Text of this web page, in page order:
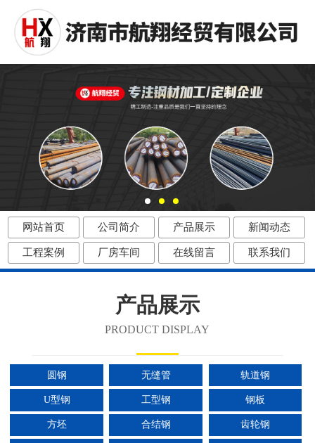
网站首页 公司简介 产品展示 新闻动态
工程案例 厂房车间 在线留言 联系我们
产品展示
PRODUCT DISPLAY
圆钢 无缝管 轨道钢
U型钢 工型钢 钢板
方坯 合结钢 齿轮钢